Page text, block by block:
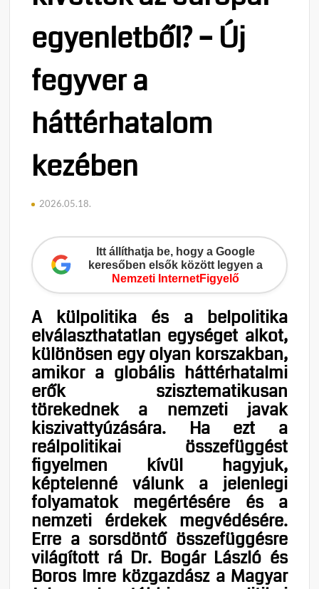
egyenletből? – Új
fegyver a
háttérhatalom
kezében
2026.05.18.
Itt állíthatja be, hogy a Google
keresőben elsők között legyen a
Nemzeti InternetFigyelő
A külpolitika és a belpolitika
elválaszthatatlan egységet alkot,
különösen egy olyan korszakban,
amikor a globális háttérhatalmi
erők szisztematikusan
törekednek a nemzeti javak
kiszivattyúzására. Ha ezt a
reálpolitikai összefüggést
figyelmen kívül hagyjuk,
képtelenné válunk a jelenlegi
folyamatok megértésére és a
nemzeti érdekek megvédésére.
Erre a sorsdöntő összefüggésre
világított rá Dr. Bogár László és
Boros Imre közgazdász a Magyar